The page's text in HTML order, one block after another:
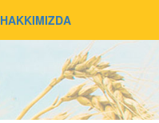
HAKKIMIZDA